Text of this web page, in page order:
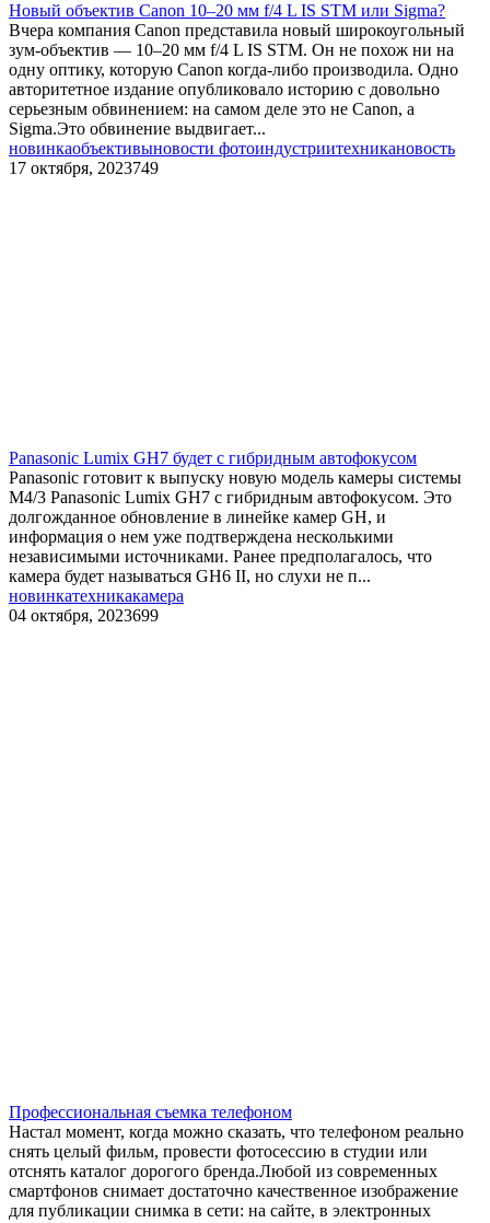
Новый объектив Canon 10–20 мм f/4 L IS STM или Sigma?
Вчера компания Canon представила новый широкоугольный
зум-объектив — 10–20 мм f/4 L IS STM. Он не похож ни на
одну оптику, которую Canon когда-либо производила. Одно
авторитетное издание опубликовало историю с довольно
серьезным обвинением: на самом деле это не Canon, а
Sigma.Это обвинение выдвигает...
новинкаобъективыновости фотоиндустриитехникановость
17 октября, 2023749
​Panasonic Lumix GH7 будет с гибридным автофокусом
Panasonic готовит к выпуску новую модель камеры системы
M4/3 Panasonic Lumix GH7 с гибридным автофокусом. Это
долгожданное обновление в линейке камер GH, и
информация о нем уже подтверждена несколькими
независимыми источниками. Ранее предполагалось, что
камера будет называться GH6 II, но слухи не п...
новинкатехникакамера
04 октября, 2023699
​Профессиональная съемка телефоном
Настал момент, когда можно сказать, что телефоном реально
снять целый фильм, провести фотосессию в студии или
отснять каталог дорогого бренда.Любой из современных
смартфонов снимает достаточно качественное изображение
для публикации снимка в сети: на сайте, в электронных